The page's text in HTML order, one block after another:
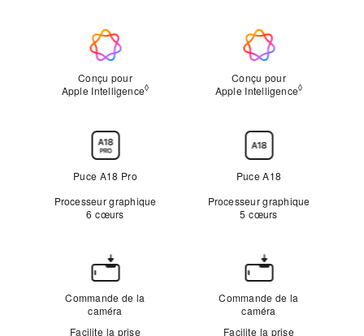
pas
s’applique
pas
Intelligence
Conçu pour
Apple Intelligence◊ Mention légale
Conçu pour
Apple Intelligence◊
Puce A18 Pro
Processeur graphique
6 cœurs
Puce A18
Processeur graphique
5 cœurs
Commande
Commande de la
caméra
Facilite la prise
Commande de la
caméra
Facilite la prise